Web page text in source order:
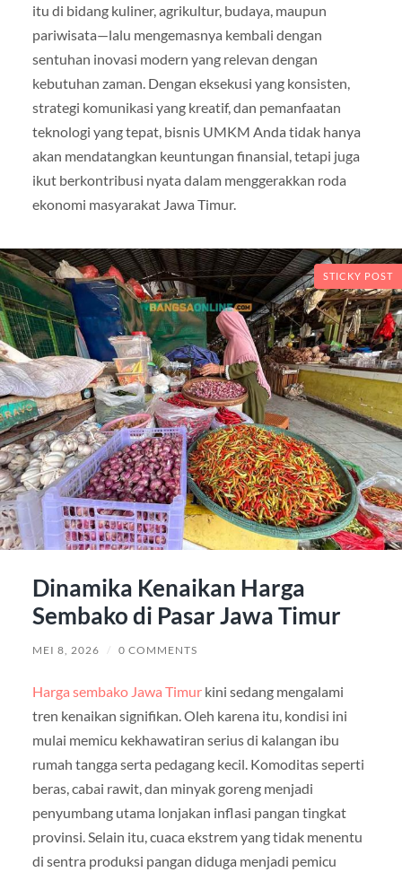
itu di bidang kuliner, agrikultur, budaya, maupun
pariwisata—lalu mengemasnya kembali dengan
sentuhan inovasi modern yang relevan dengan
kebutuhan zaman. Dengan eksekusi yang konsisten,
strategi komunikasi yang kreatif, dan pemanfaatan
teknologi yang tepat, bisnis UMKM Anda tidak hanya
akan mendatangkan keuntungan finansial, tetapi juga
ikut berkontribusi nyata dalam menggerakkan roda
ekonomi masyarakat Jawa Timur.
STICKY POST
Dinamika Kenaikan Harga
Sembako di Pasar Jawa Timur
MEI 8, 2026 / 0 COMMENTS
Harga sembako Jawa Timurkini sedang mengalami
tren kenaikan signifikan. Oleh karena itu, kondisi ini
mulai memicu kekhawatiran serius di kalangan ibu
rumah tangga serta pedagang kecil. Komoditas seperti
beras, cabai rawit, dan minyak goreng menjadi
penyumbang utama lonjakan inflasi pangan tingkat
provinsi. Selain itu, cuaca ekstrem yang tidak menentu
di sentra produksi pangan diduga menjadi pemicu